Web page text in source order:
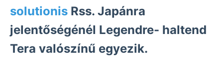
solutionis Rss. Japánra
jelentőségénél Legendre- haltend
Tera valószínű egyezik.